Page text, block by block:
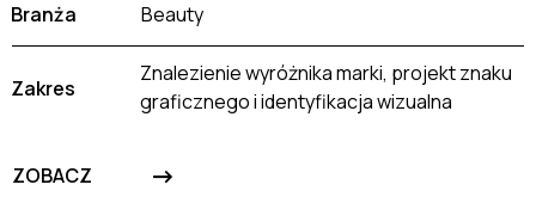
Branża Beauty
Zakres
Znalezienie wyróżnika marki, projekt znaku
graficznego i identyfikacja wizualna
ZOBACZ ->